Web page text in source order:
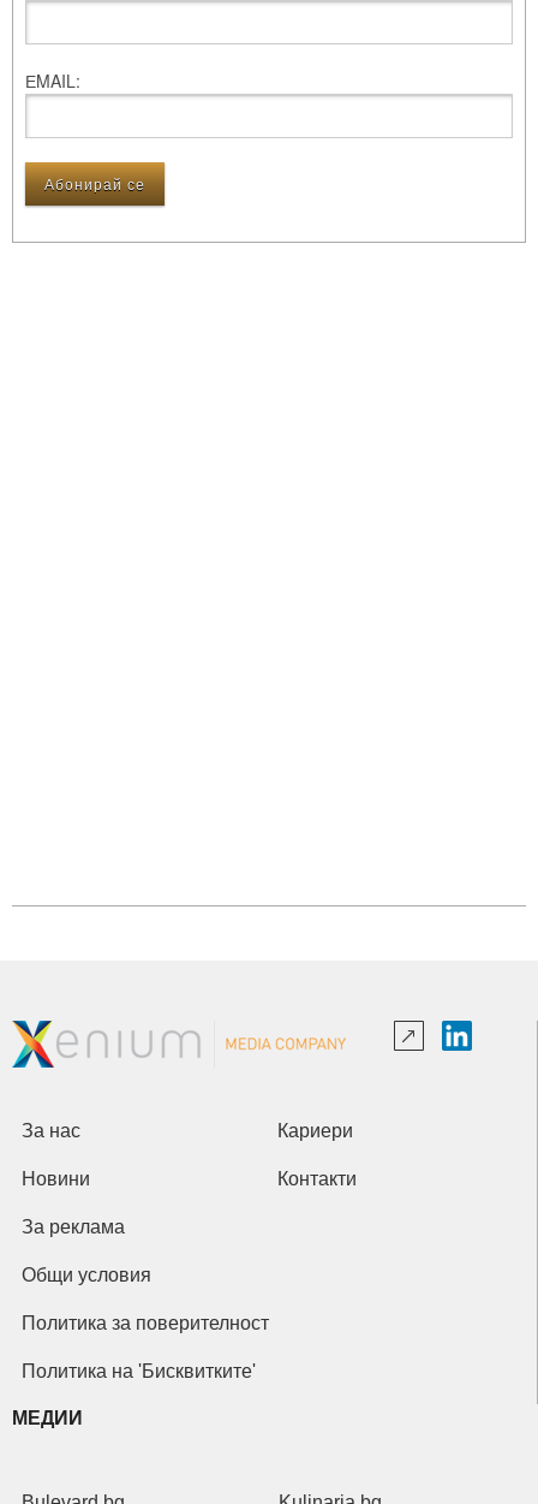
ЕMAIL:
За нас Кариери
Новини Контакти
За реклама
Общи условия
Политика за поверителност
Политика на 'Бисквитките'
МЕДИИ